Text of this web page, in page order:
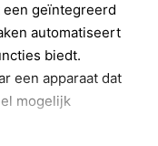
een geïntegreerd
automatiseert
biedt.
een apparaat dat
mogelijk